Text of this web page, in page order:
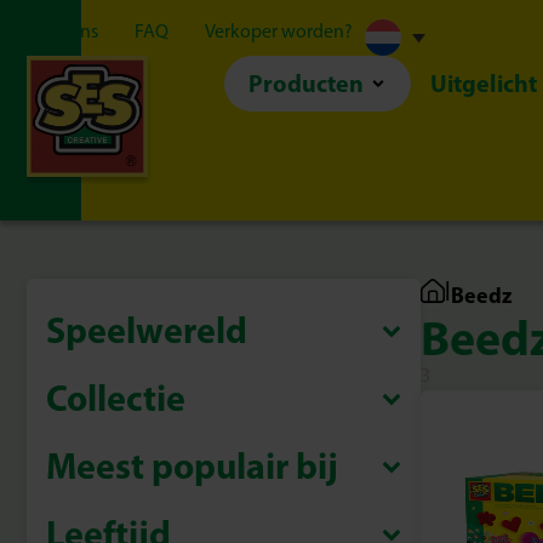
Over ons FAQ Verkoper worden?
Producten Uitgelicht
Speelwereld
Collectie
Meest populair bij
Leeftijd
|Beedz